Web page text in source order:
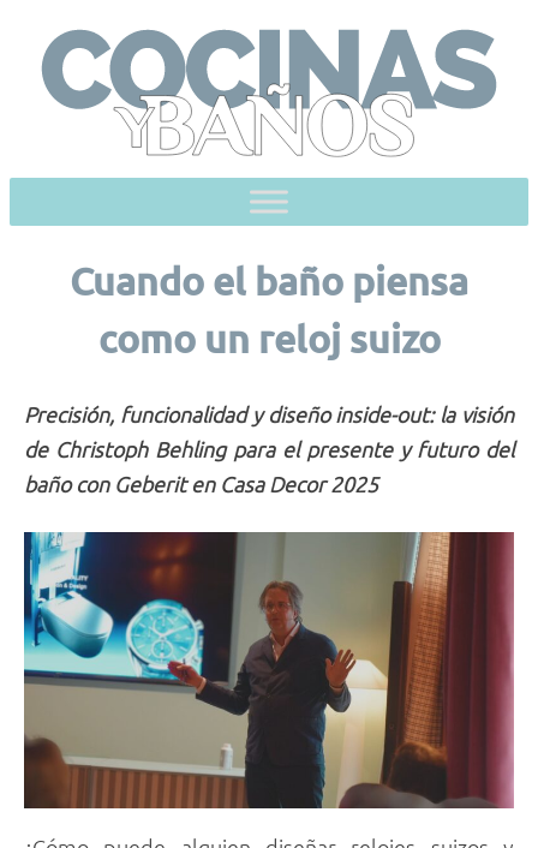
content
Cuando el baño piensa
como un reloj suizo
Precisión, funcionalidad y diseño inside-out: la visión
de Christoph Behling para el presente y futuro del
baño con Geberit en Casa Decor 2025